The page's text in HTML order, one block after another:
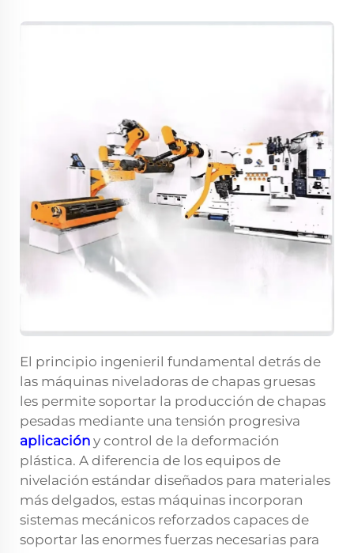
El principio ingenieril fundamental detrás de
las máquinas niveladoras de chapas gruesas
les permite soportar la producción de chapas
pesadas mediante una tensión progresiva
aplicación y control de la deformación
plástica. A diferencia de los equipos de
nivelación estándar diseñados para materiales
más delgados, estas máquinas incorporan
sistemas mecánicos reforzados capaces de
soportar las enormes fuerzas necesarias para